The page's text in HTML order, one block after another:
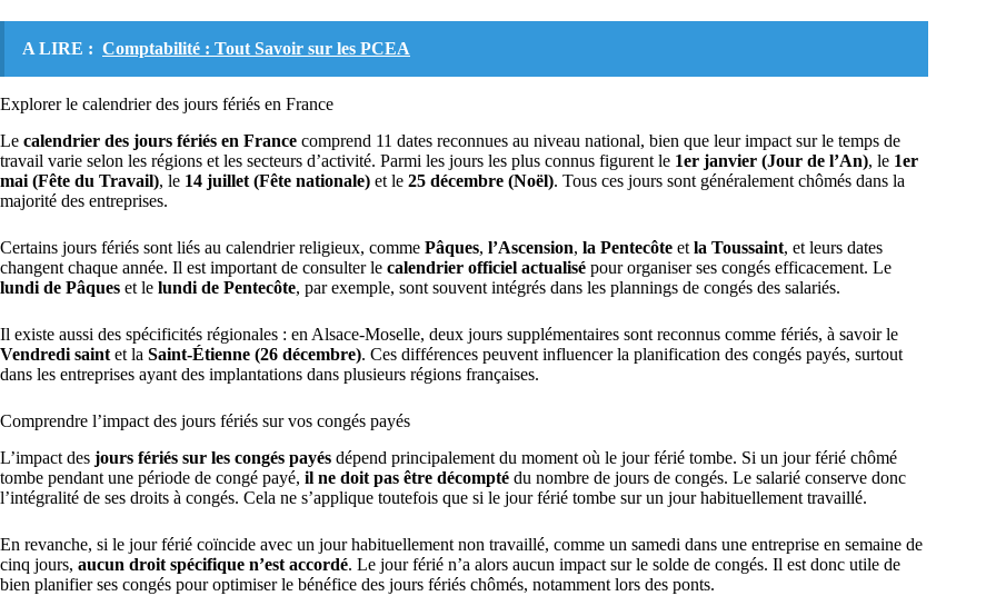
A LIRE : Comptabilité : Tout Savoir sur les PCEA
Explorer le calendrier des jours fériés en France
Le calendrier des jours fériés en France comprend 11 dates reconnues au niveau national, bien que leur impact sur le temps de
travail varie selon les régions et les secteurs d’activité. Parmi les jours les plus connus figurent le 1er janvier (Jour de l’An), le 1er
mai (Fête du Travail), le 14 juillet (Fête nationale) et le 25 décembre (Noël). Tous ces jours sont généralement chômés dans la
majorité des entreprises.
Certains jours fériés sont liés au calendrier religieux, comme Pâques, l’Ascension, la Pentecôte et la Toussaint, et leurs dates
changent chaque année. Il est important de consulter le calendrier officiel actualisé pour organiser ses congés efficacement. Le
lundi de Pâques et le lundi de Pentecôte, par exemple, sont souvent intégrés dans les plannings de congés des salariés.
Il existe aussi des spécificités régionales : en Alsace-Moselle, deux jours supplémentaires sont reconnus comme fériés, à savoir le
Vendredi saint et la Saint-Étienne (26 décembre). Ces différences peuvent influencer la planification des congés payés, surtout
dans les entreprises ayant des implantations dans plusieurs régions françaises.
Comprendre l’impact des jours fériés sur vos congés payés
L’impact des jours fériés sur les congés payés dépend principalement du moment où le jour férié tombe. Si un jour férié chômé
tombe pendant une période de congé payé, il ne doit pas être décompté du nombre de jours de congés. Le salarié conserve donc
l’intégralité de ses droits à congés. Cela ne s’applique toutefois que si le jour férié tombe sur un jour habituellement travaillé.
En revanche, si le jour férié coïncide avec un jour habituellement non travaillé, comme un samedi dans une entreprise en semaine de
cinq jours, aucun droit spécifique n’est accordé. Le jour férié n’a alors aucun impact sur le solde de congés. Il est donc utile de
bien planifier ses congés pour optimiser le bénéfice des jours fériés chômés, notamment lors des ponts.